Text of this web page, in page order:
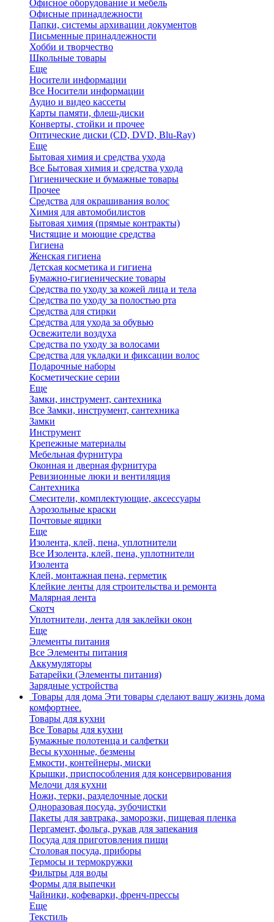
Офисное оборудование и мебель
Офисные принадлежности
Папки, системы архивации документов
Письменные принадлежности
Хобби и творчество
Школьные товары
Еще
Носители информации
Все Носители информации
Аудио и видео кассеты
Карты памяти, флеш-диски
Конверты, стойки и прочее
Оптические диски (CD, DVD, Blu-Ray)
Еще
Бытовая химия и средства ухода
Все Бытовая химия и средства ухода
Гигиенические и бумажные товары
Прочее
Средства для окрашивания волос
Химия для автомобилистов
Бытовая химия (прямые контракты)
Чистящие и моющие средства
Гигиена
Женская гигиена
Детская косметика и гигиена
Бумажно-гигиенические товары
Средства по уходу за кожей лица и тела
Средства по уходу за полостью рта
Средства для стирки
Средства для ухода за обувью
Освежители воздуха
Средства по уходу за волосами
Средства для укладки и фиксации волос
Подарочные наборы
Косметические серии
Еще
Замки, инструмент, сантехника
Все Замки, инструмент, сантехника
Замки
Инструмент
Крепежные материалы
Мебельная фурнитура
Оконная и дверная фурнитура
Ревизионные люки и вентиляция
Сантехника
Смесители, комплектующие, аксессуары
Аэрозольные краски
Почтовые ящики
Еще
Изолента, клей, пена, уплотнители
Все Изолента, клей, пена, уплотнители
Изолента
Клей, монтажная пена, герметик
Клейкие ленты для строительства и ремонта
Малярная лента
Скотч
Уплотнители, лента для заклейки окон
Еще
Элементы питания
Все Элементы питания
Аккумуляторы
Батарейки (Элементы питания)
Зарядные устройства
Товары для дома Эти товары сделают вашу жизнь дома
комфортнее.
Товары для кухни
Все Товары для кухни
Бумажные полотенца и салфетки
Весы кухонные, безмены
Емкости, контейнеры, миски
Крышки, приспособления для консервирования
Мелочи для кухни
Ножи, терки, разделочные доски
Одноразовая посуда, зубочистки
Пакеты для завтрака, заморозки, пищевая пленка
Пергамент, фольга, рукав для запекания
Посуда для приготовления пищи
Столовая посуда, приборы
Термосы и термокружки
Фильтры для воды
Формы для выпечки
Чайники, кофеварки, френч-прессы
Еще
Текстиль